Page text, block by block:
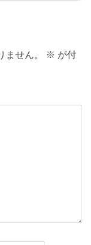
せん。 ※ が付